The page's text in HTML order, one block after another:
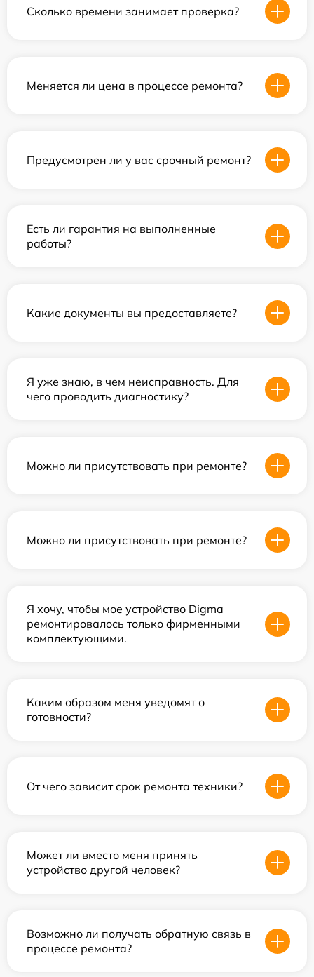
Сколько времени занимает проверка?
Меняется ли цена в процессе ремонта?
Предусмотрен ли у вас срочный ремонт?
Есть ли гарантия на выполненные
работы?
Какие документы вы предоставляете?
Я уже знаю, в чем неисправность. Для
чего проводить диагностику?
Можно ли присутствовать при ремонте?
Можно ли присутствовать при ремонте?
Я хочу, чтобы мое устройство Digma
ремонтировалось только фирменными
комплектующими.
Каким образом меня уведомят о
готовности?
От чего зависит срок ремонта техники?
Может ли вместо меня принять
устройство другой человек?
Возможно ли получать обратную связь в
процессе ремонта?